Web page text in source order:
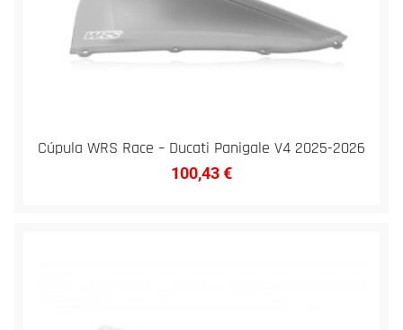
Cúpula WRS Race – Ducati Panigale V4 2025-2026
100,43€